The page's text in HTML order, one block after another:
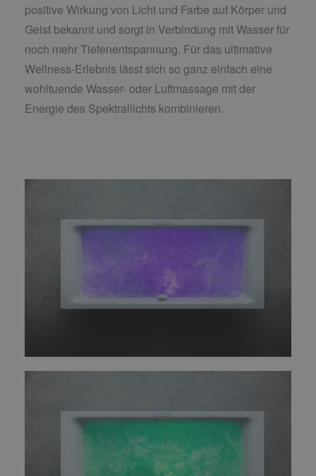
positive Wirkung von Licht und Farbe auf Körper und
Geist bekannt und sorgt in Verbindung mit Wasser für
noch mehr Tiefenentspannung. Für das ultimative
Wellness-Erlebnis lässt sich so ganz einfach eine
wohltuende Wasser- oder Luftmassage mit der
Energie des Spektrallichts kombinieren.